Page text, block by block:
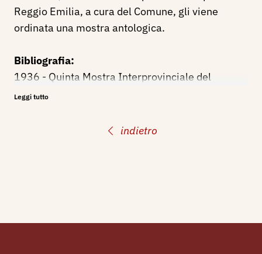
indietro
Reggio Emilia, a cura del Comune, gli viene
ordinata una mostra antologica.
Bibliografia:
1936 - Quinta Mostra Interprovinciale del
Sindacato Fascista Belle Arti Emilia Romagna,
Tipolitografia Emiliana, pp. 84, 30 illustrazioni in
Leggi tutto